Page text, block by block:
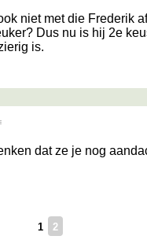
niet met die Frederik
Dus nu is hij 2e
is.
dat ze je nog
1 2